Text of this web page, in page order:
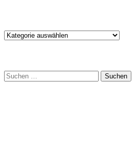
Kategorien
Suchen
nach: